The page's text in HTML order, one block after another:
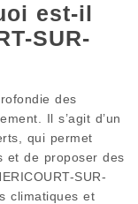
est-il
SUR-
des
Il s’agit d’un
qui permet
et de proposer des
SUR-
climatiques et